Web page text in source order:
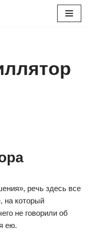
речь здесь все
на который
не говорили об
ею.